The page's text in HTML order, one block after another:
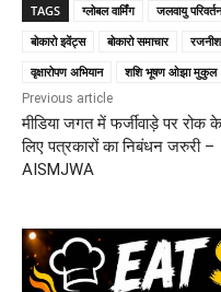
TAGS ग्लोबल वार्मिंग जलवायु परिवर्तन
बोकारो इवेंट्स
बोकारो समाचार
वृक्षारोपण अभियान
शशि भूषण ओझा मुकुल
Previous article
मीडिया जगत में फर्जीवाड़े पर रोक के
लिए पत्रकारों का निबंधन जरुरी –
AISMJWA